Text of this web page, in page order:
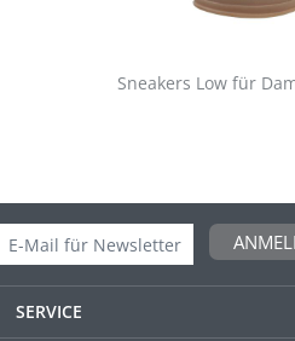
Sneakers Low für
SERVICE